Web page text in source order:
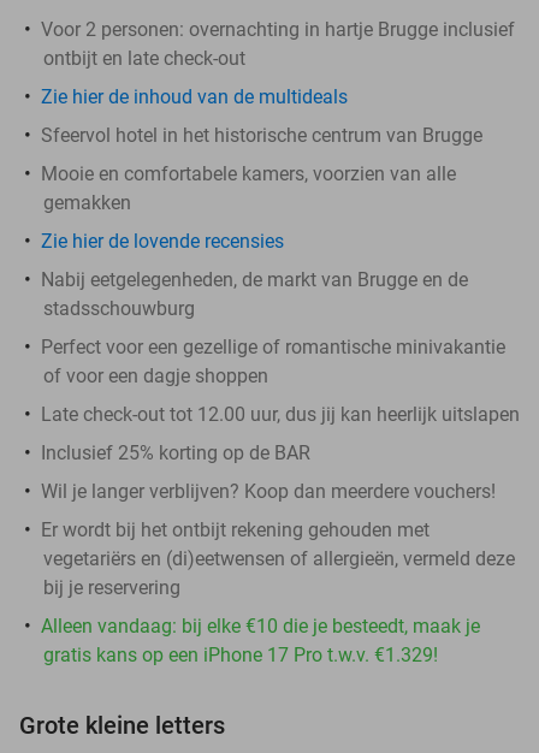
Voor 2 personen: overnachting in hartje Brugge inclusief
ontbijt en late check-out
Zie hier de inhoud van de multideals
Sfeervol hotel in het historische centrum van Brugge
Mooie en comfortabele kamers, voorzien van alle
gemakken
Zie hier de lovende recensies
Nabij eetgelegenheden, de markt van Brugge en de
stadsschouwburg
Perfect voor een gezellige of romantische minivakantie
of voor een dagje shoppen
Late check-out tot 12.00 uur, dus jij kan heerlijk uitslapen
Inclusief 25% korting op de BAR
Wil je langer verblijven? Koop dan meerdere vouchers!
Er wordt bij het ontbijt rekening gehouden met
vegetariërs en (di)eetwensen of allergieën, vermeld deze
bij je reservering
Alleen vandaag: bij elke €10 die je besteedt, maak je
gratis kans op een iPhone 17 Pro t.w.v. €1.329!
Grote kleine letters